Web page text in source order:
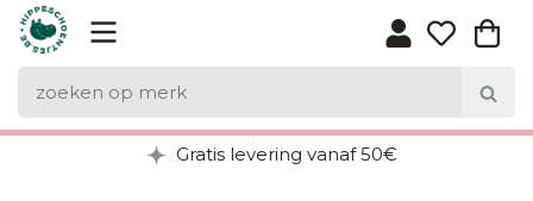
Gratis levering vanaf 50€